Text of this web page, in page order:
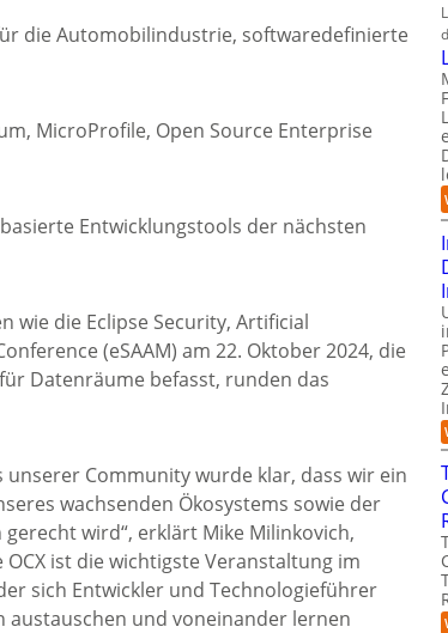
die Automobilindustrie, softwaredefinierte
MicroProfile, Open Source Enterprise
Entwicklungstools der nächsten
wie die Eclipse Security, Artificial
(eSAAM) am 22. Oktober 2024, die
Datenräume befasst, runden das
Community wurde klar, dass wir ein
wachsenden Ökosystems sowie der
wird“, erklärt Mike Milinkovich,
ist die wichtigste Veranstaltung im
sich Entwickler und Technologieführer
austauschen und voneinander lernen